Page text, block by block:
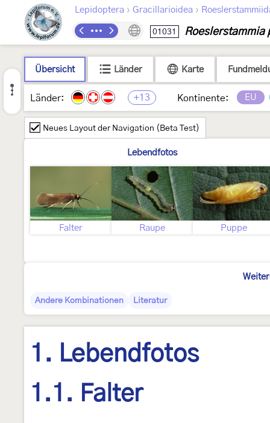
Lepidoptera › Gracillarioidea ›
01031 Roeslerstammia
Übersicht Länder Karte
Länder: +13 Kontinente: EU
Neues Layout der Navigation (Beta Test)
Lebendfotos
Falter Raupe Puppe
Andere Kombinationen Literatur
1. Lebendfotos
1.1. Falter